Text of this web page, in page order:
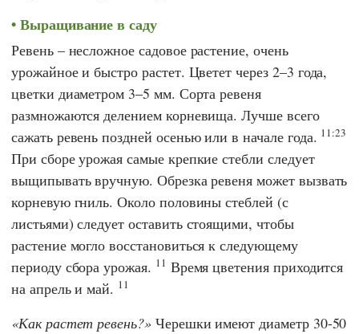
Выращивание в саду
Ревень – несложное садовое растение, очень
урожайное и быстро растет. Цветет через 2–3 года,
цветки диаметром 3–5 мм. Сорта ревеня
размножаются делением корневища. Лучше всего
сажать ревень поздней осенью или в начале года. 11:23
При сборе урожая самые крепкие стебли следует
выщипывать вручную. Обрезка ревеня может вызвать
корневую гниль. Около половины стеблей (с
листьями) следует оставить стоящими, чтобы
растение могло восстановиться к следующему
периоду сбора урожая. 11 Время цветения приходится
на апрель и май. 11
Как растет ревень? Черешки имеют диаметр 30-50